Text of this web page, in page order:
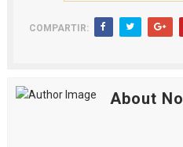
COMPARTIR:
About